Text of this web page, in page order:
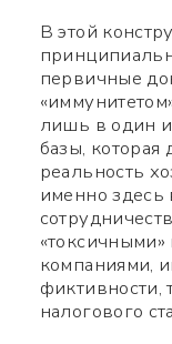
В этой
первичные
лишь в один
базы,
реальность
именно
«токсичными»
компаниями,
фиктивности,
налогового